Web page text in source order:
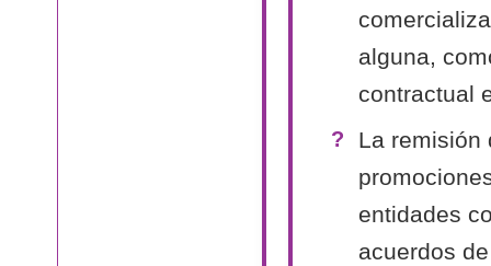
alguna,
contractual
La remisión
entidades
acuerdos